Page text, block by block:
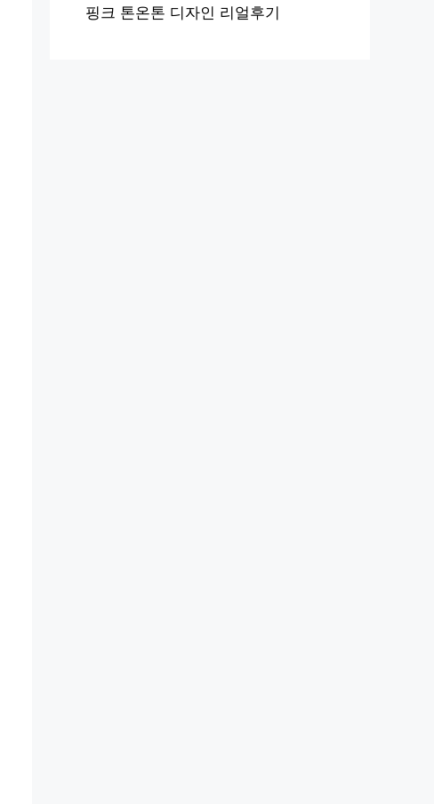
핑크 톤온톤 디자인 리얼후기